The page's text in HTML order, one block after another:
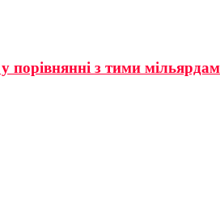
у порівнянні з тими